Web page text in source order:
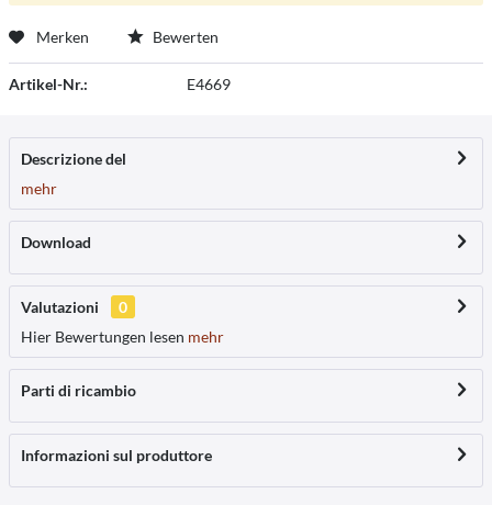
Merken Bewerten
Artikel-Nr.: E4669
Descrizione del
mehr
Download
Valutazioni
0
Hier Bewertungen lesen mehr
Parti di ricambio
Informazioni sul produttore